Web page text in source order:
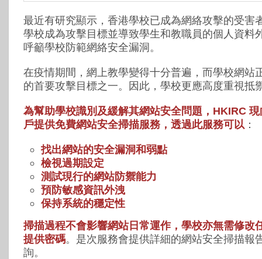
最近有研究顯示，香港學校已成為網絡攻擊的受害
學校成為攻擊目標並導致學生和教職員的個人資料
呼籲學校防範網絡安全漏洞。
在疫情期間，網上教學變得十分普遍，而學校網站
的首要攻擊目標之一。因此，學校更應高度重視抵
為幫助學校識別及緩解其網站安全問題，HKIRC
戶提供免費網站安全掃描服務，透過此服務可以 ：
找出網站的安全漏洞和弱點
檢視過期設定
測試現行的網站防禦能力
預防敏感資訊外洩
保持系統的穩定性
掃描過程不會影響網站日常運作，學校亦無需修改
提供密碼。是次服務會提供詳細的網站安全掃描報
詢。